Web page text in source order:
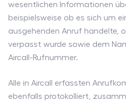
wesentlichen Informationen
beispielsweise ob es sich um
ausgehenden Anruf handelte,
verpasst wurde sowie dem
Aircall-Rufnummer.
Alle in Aircall erfassten
ebenfalls protokolliert,